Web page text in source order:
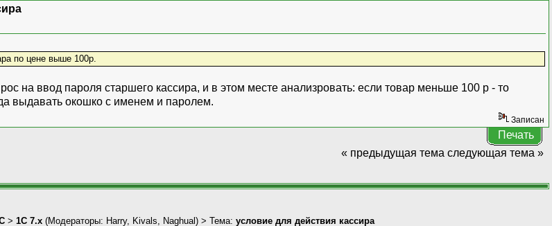
работы с базой
по цене выше 100р.
на ввод пароля старшего кассира, и в этом месте анализровать: если товар меньше 100 р - то
выдавать окошко с именем и паролем.
Записан
Печать
« предыдущая тема следующая тема »
> 1С 7.x (Модераторы: Harry, Kivals Naghual) > Тема: условие для действия кассира